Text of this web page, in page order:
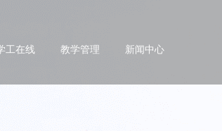
工在线 教学管理 新闻中心